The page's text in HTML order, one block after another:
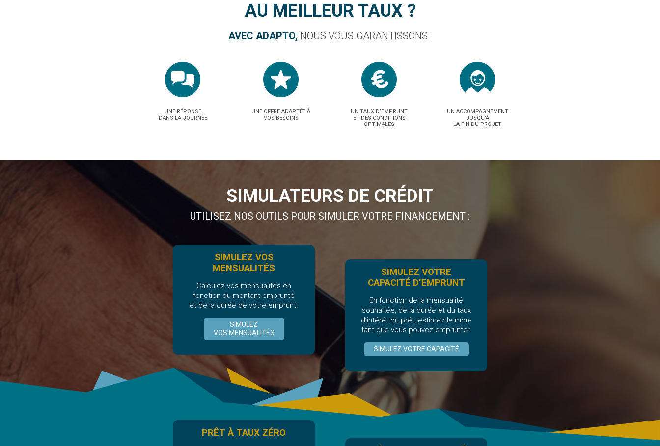
AU MEILLEUR TAUX ?
AVEC ADAPTO, NOUS VOUS GARANTISSONS :
UNE RÉPONSE
DANS LA JOURNÉE
UNE OFFRE ADAPTÉE À
VOS BESOINS
UN TAUX D’EMPRUNT
ET DES CONDITIONS
OPTIMALES
UN ACCOMPAGNEMENT
JUSQU’À
LA FIN DU PROJET
SIMULATEURS DE CRÉDIT
UTILISEZ NOS OUTILS POUR SIMULER VOTRE FINANCEMENT :
SIMULEZ VOS
MENSUALITÉS
Calculez vos mensualités en
fonction du montant emprunté
et de la durée de votre emprunt.
SIMULEZ
VOS MENSUALITÉS
SIMULEZ VOTRE
CAPACITÉ D’EMPRUNT
En fonction de la mensualité
souhaitée, de la durée et du taux
d’intérêt du prêt, estimez le mon-
tant que vous pouvez emprunter.
SIMULEZ VOTRE CAPACITÉ
PRÊT À TAUX ZÉRO